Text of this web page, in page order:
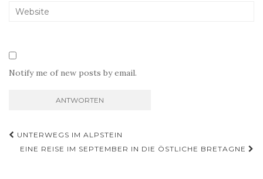
Notify me of new posts by email.
Beitragsnavigation
UNTERWEGS IM ALPSTEIN
EINE REISE IM SEPTEMBER IN DIE ÖSTLICHE BRETAGNE